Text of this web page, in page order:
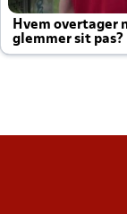
Hvem overtager
glemmer sit pas?
altid til efter